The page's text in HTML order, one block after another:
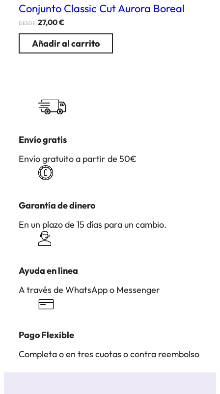
Conjunto Classic Cut Aurora Boreal
DESDE: 27,00€
Añadir al carrito
Envío gratis
Envío gratuito a partir de 50€
Garantía de dinero
En un plazo de 15 días para un cambio.
Ayuda en línea
A través de WhatsApp o Messenger
Pago Flexible
Completa o en tres cuotas o contra reembolso